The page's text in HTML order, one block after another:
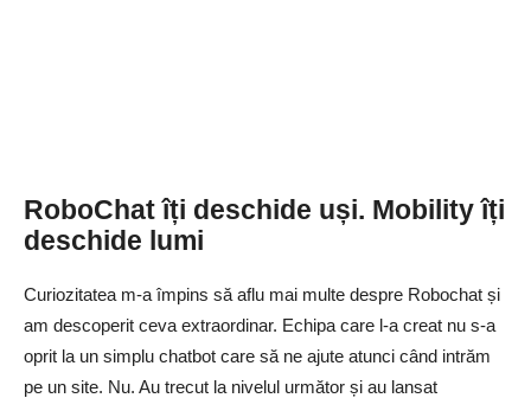
RoboChat îți deschide uși. Mobility îți
deschide lumi
Curiozitatea m-a împins să aflu mai multe despre Robochat și
am descoperit ceva extraordinar. Echipa care l-a creat nu s-a
oprit la un simplu chatbot care să ne ajute atunci când intrăm
pe un site. Nu. Au trecut la nivelul următor și au lansat